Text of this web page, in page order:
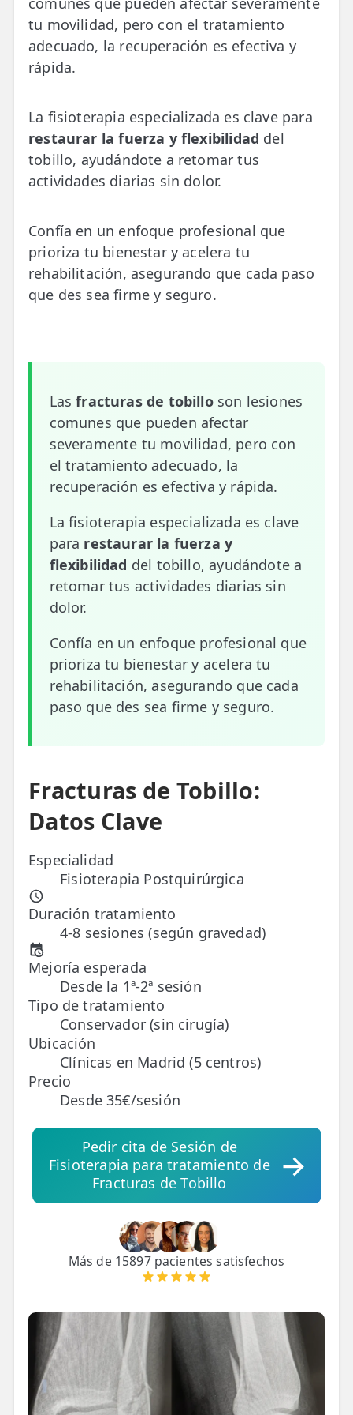
💆‍♀️ Tratamientos
😓 Síntomas
📅 Pedir Cita
📰 Blog
🏢 Empresas
UBICACIONES
📍 Barrio del Pilar
📍 Chamberí - Centro
📍 Barrio Salamanca
📍 Getafe
TIENDA
🛍️ Tienda Bonos
🎁 Tarjetas Regalo
🛒 Carrito
❤️ Ofertas
CONTACTO
☎️ 91 005 23 63
😧 Fisioterapia ATM
🦴 Osteopatía
🫶 Suelo Pélvico
💆 Masajes Madrid
🏅 Fisioterapia Deportiva
🧠 Fisioterapia Neurológica
🧍 Fisioterapia Vestibular
🫁 Fisioterapia Respiratoria
👶 Fisioterapia Pediátrica
TRATAMIENTOS
✅ Ondas de Choque
✅ EPTE - EPI
✨ Fisioestética
✨ Radiofrecuencia INDIBA
✨ Drenaje Linfático Manual
✨ Presoterapia
✨ Cicatrices y Estrías
tu movilidad, pero con el tratamiento
adecuado, la recuperación es efectiva y
rápida.
La fisioterapia especializada es clave para
restaurar la fuerza y flexibilidad del
tobillo, ayudándote a retomar tus
actividades diarias sin dolor.
Confía en un enfoque profesional que
prioriza tu bienestar y acelera tu
rehabilitación, asegurando que cada paso
que des sea firme y seguro.
Lasfracturas de tobilloson lesiones
comunes que pueden afectar
severamente tu movilidad, pero con
el tratamiento adecuado, la
recuperación es efectiva y rápida.
La fisioterapia especializada es clave
para restaurar la fuerza y
flexibilidad del tobillo, ayudándote a
retomar tus actividades diarias sin
dolor.
Confía en un enfoque profesional que
prioriza tu bienestar y acelera tu
rehabilitación, asegurando que cada
paso que des sea firme y seguro.
Fracturas de Tobillo:
Datos Clave
Especialidad
Fisioterapia Postquirúrgica
Duración tratamiento
4-8 sesiones (según gravedad)
Mejoría esperada
Desde la 1ª-2ª sesión
Tipo de tratamiento
Conservador (sin cirugía)
Ubicación
Clínicas en Madrid (5 centros)
Precio
Desde 35€/sesión
Pedir cita de Sesión de
Fisioterapia para tratamiento de
Fracturas de Tobillo
Más de 15897 pacientes satisfechos